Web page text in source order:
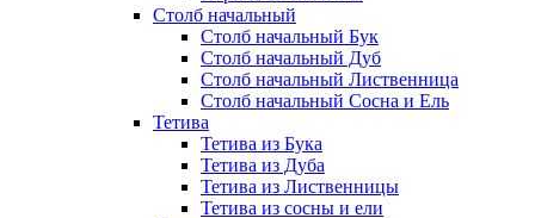
Столб начальный
Столб начальный Бук
Столб начальный Дуб
Столб начальный Лиственница
Столб начальный Сосна и Ель
Тетива
Тетива из Бука
Тетива из Дуба
Тетива из Лиственницы
Тетива из сосны и ели